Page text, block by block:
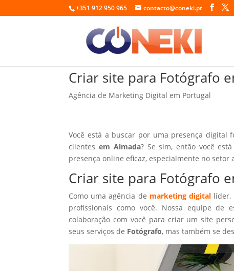
+351 912 950 965 contacto@coneki.pt
Criar site para Fotógrafo
Agência de Marketing Digital em Portugal
Você está a buscar por uma presença digital
clientesem Almada? Se sim, então você
presença online eficaz, especialmente no
Criar site para Fotógrafo
Como uma agência de marketing digitallíder,
profissionais como você. Nossa equipe de
colaboração com você para criar um site
seus serviços de Fotógrafo, mas também se